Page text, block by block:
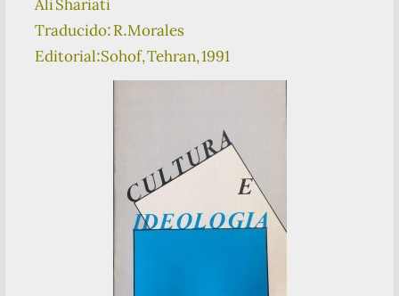
Ali Shariati
Traducido: R.Morales
Editorial:Sohof, Tehran, 1991